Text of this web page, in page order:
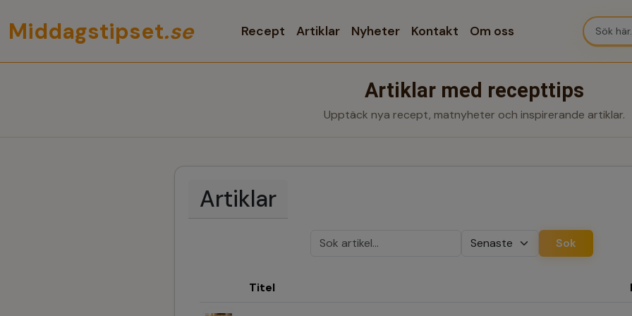
Middagstipset.se Recept Artiklar Nyheter Kontakt Om oss
Artiklar med recepttips
Upptäck nya recept, matnyheter och inspirerande artiklar.
Artiklar
Sok
Titel